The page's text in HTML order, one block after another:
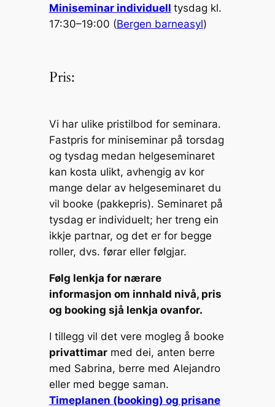
Miniseminar individuell tysdag kl.
17:30–19:00 (Bergen barneasyl)
Pris:
Vi har ulike pristilbod for seminara.
Fastpris for miniseminar på torsdag
og tysdag medan helgeseminaret
kan kosta ulikt, avhengig av kor
mange delar av helgeseminaret du
vil booke (pakkepris). Seminaret på
tysdag er individuelt; her treng ein
ikkje partnar, og det er for begge
roller, dvs. førar eller følgjar.
Følg lenkja for nærare
informasjon om innhald nivå, pris
og booking sjå lenkja ovanfor.
I tillegg vil det vere mogleg å booke
privattimarmed dei, anten berre
med Sabrina, berre med Alejandro
eller med begge saman.
Timeplanen (booking) og prisane